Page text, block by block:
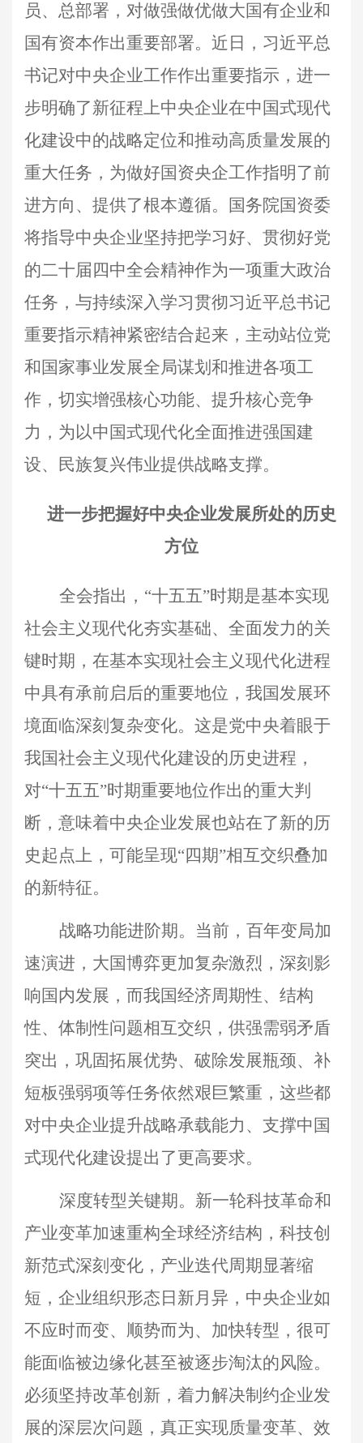
员、总部署，对做强做优做大国有企业和
国有资本作出重要部署。近日，习近平总
书记对中央企业工作作出重要指示，进一
步明确了新征程上中央企业在中国式现代
化建设中的战略定位和推动高质量发展的
重大任务，为做好国资央企工作指明了前
进方向、提供了根本遵循。国务院国资委
将指导中央企业坚持把学习好、贯彻好党
的二十届四中全会精神作为一项重大政治
任务，与持续深入学习贯彻习近平总书记
重要指示精神紧密结合起来，主动站位党
和国家事业发展全局谋划和推进各项工
作，切实增强核心功能、提升核心竞争
力，为以中国式现代化全面推进强国建
设、民族复兴伟业提供战略支撑。
进一步把握好中央企业发展所处的历史
方位
全会指出，“十五五”时期是基本实现
社会主义现代化夯实基础、全面发力的关
键时期，在基本实现社会主义现代化进程
中具有承前启后的重要地位，我国发展环
境面临深刻复杂变化。这是党中央着眼于
我国社会主义现代化建设的历史进程，
对“十五五”时期重要地位作出的重大判
断，意味着中央企业发展也站在了新的历
史起点上，可能呈现“四期”相互交织叠加
的新特征。
战略功能进阶期。当前，百年变局加
速演进，大国博弈更加复杂激烈，深刻影
响国内发展，而我国经济周期性、结构
性、体制性问题相互交织，供强需弱矛盾
突出，巩固拓展优势、破除发展瓶颈、补
短板强弱项等任务依然艰巨繁重，这些都
对中央企业提升战略承载能力、支撑中国
式现代化建设提出了更高要求。
深度转型关键期。新一轮科技革命和
产业变革加速重构全球经济结构，科技创
新范式深刻变化，产业迭代周期显著缩
短，企业组织形态日新月异，中央企业如
不应时而变、顺势而为、加快转型，很可
能面临被边缘化甚至被逐步淘汰的风险。
必须坚持改革创新，着力解决制约企业发
展的深层次问题，真正实现质量变革、效